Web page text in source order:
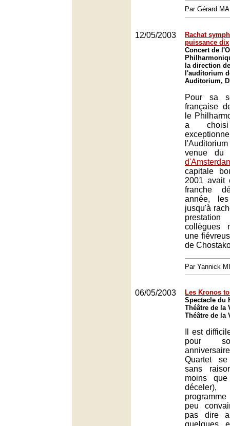
Par Gérard
12/05/2003
Rachat
puissance dix
Concert de
la direction
l'auditorium
Auditorium,
Pour sa
française
le
a choisi
venue
capitale
2001 avait
franche
année,
jusqu'à
collègues
une
de
Par Yannick
06/05/2003
Les Kronos
Spectacle du
Théâtre de la
Théâtre de la
Il est
pour
Quartet
sans
moins
peu
pas dire
quelques